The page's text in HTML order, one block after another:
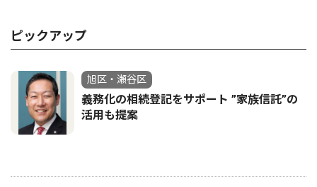
ピックアップ
旭区・瀬谷区
義務化の相続登記をサポート ”家族信託”の
活用も提案